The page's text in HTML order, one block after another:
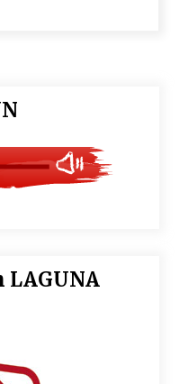
eta Ringo Starr-en